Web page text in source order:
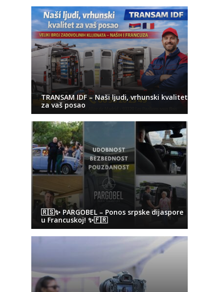
TRANSAM IDF – Naši ljudi, vrhunski kvalitet
za vaš posao
🇷🇸✨ PARGOBEL – Ponos srpske dijaspore
u Francuskoj! ✨🇫🇷